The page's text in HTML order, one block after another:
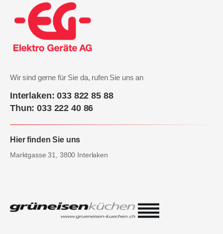
Wir sind gerne für Sie da, rufen Sie uns an
Interlaken: 033 822 85 88
Thun: 033 222 40 86
Hier finden Sie uns
Marktgasse 31, 3800 Interlaken